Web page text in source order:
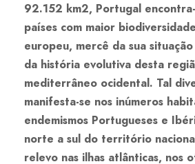
92.152 km2, Portugal
países com maior
europeu, mercê da sua
da história evolutiva desta
mediterrâneo ocidental. Tal
manifesta-se nos inúmeros
endemismos Portugueses e
norte a sul do território
relevo nas ilhas atlânticas, nos